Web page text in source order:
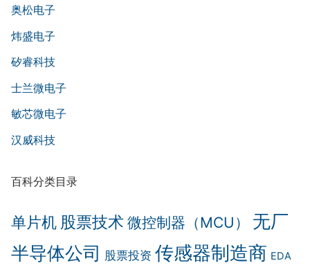
奥松电子
炜盛电子
矽睿科技
士兰微电子
敏芯微电子
汉威科技
百科分类目录
单片机 股票技术 微控制器（MCU）
无厂
半导体公司 股票投资 传感器制造商 EDA